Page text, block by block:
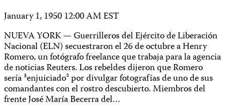
January 1, 1950 12:00 AM EST
NUEVA YORK — Guerrilleros del Ejército de Liberación
Nacional (ELN) secuestraron el 26 de octubre a Henry
Romero, un fotógrafo freelance que trabaja para la agencia
de noticias Reuters. Los rebeldes dijeron que Romero
sería ³enjuiciado² por divulgar fotografías de uno de sus
comandantes con el rostro descubierto. Miembros del
frente José María Becerra del…